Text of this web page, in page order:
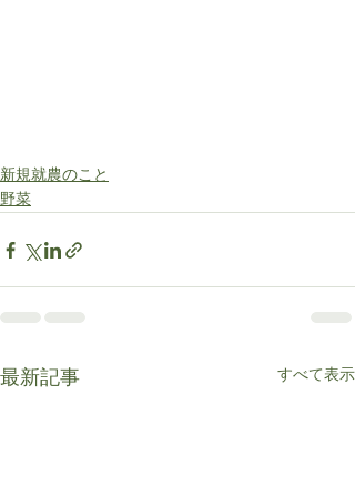
新規就農のこと
野菜
最新記事 すべて表示